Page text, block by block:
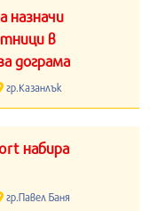
назначи
в
дограма
гр.Казанлък
набира
гр.Павел Баня